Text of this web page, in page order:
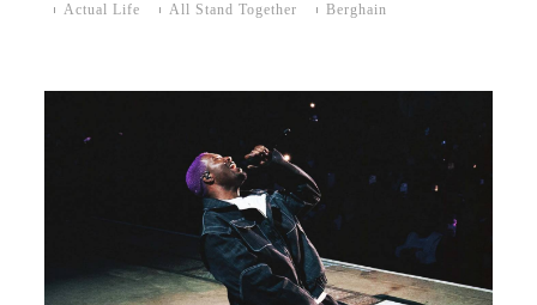
Actual Life All Stand Together Berghain